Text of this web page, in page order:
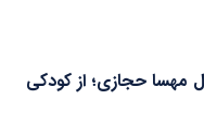
مهسا حجازی؛ از کودکی